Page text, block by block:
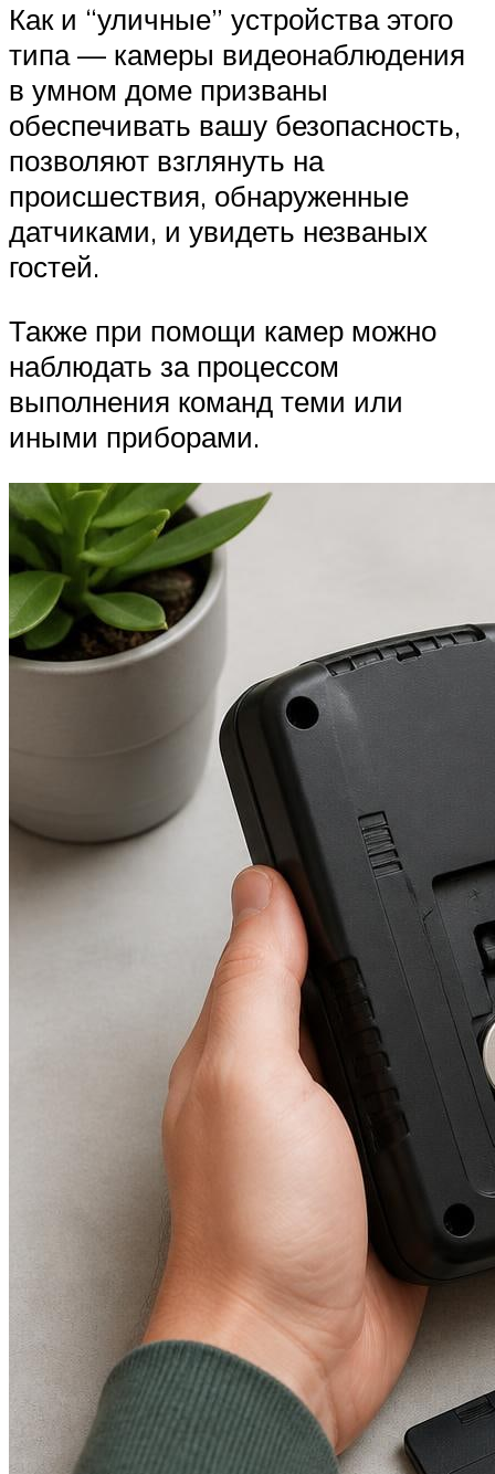
Как и “уличные” устройства этого
типа — камеры видеонаблюдения
в умном доме призваны
обеспечивать вашу безопасность,
позволяют взглянуть на
происшествия, обнаруженные
датчиками, и увидеть незваных
гостей.
Также при помощи камер можно
наблюдать за процессом
выполнения команд теми или
иными приборами.